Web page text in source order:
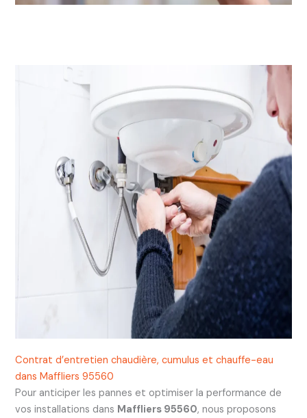
Contrat d’entretien chaudière, cumulus et chauffe-eau
dans Maffliers 95560
Pour anticiper les pannes et optimiser la performance de
vos installations dans Maffliers 95560, nous proposons